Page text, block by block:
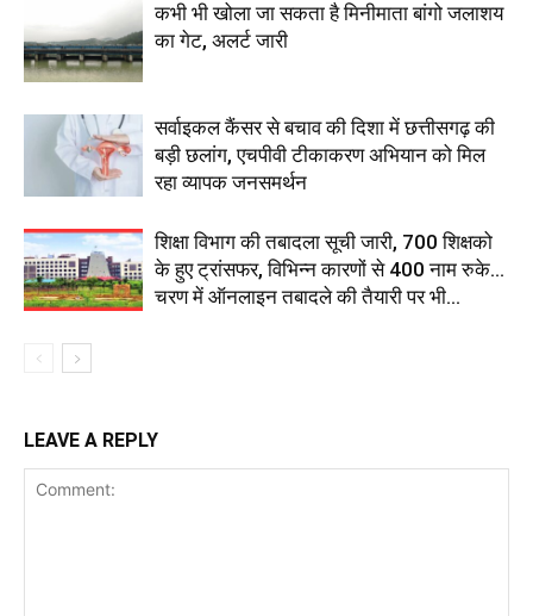
कभी भी खोला जा सकता है मिनीमाता बांगो जलाशय
का गेट, अलर्ट जारी
सर्वाइकल कैंसर से बचाव की दिशा में छत्तीसगढ़ की
बड़ी छलांग, एचपीवी टीकाकरण अभियान को मिल
रहा व्यापक जनसमर्थन
शिक्षा विभाग की तबादला सूची जारी, 700 शिक्षको
के हुए ट्रांसफर, विभिन्न कारणों से 400 नाम रुके…
चरण में ऑनलाइन तबादले की तैयारी पर भी...
LEAVE A REPLY